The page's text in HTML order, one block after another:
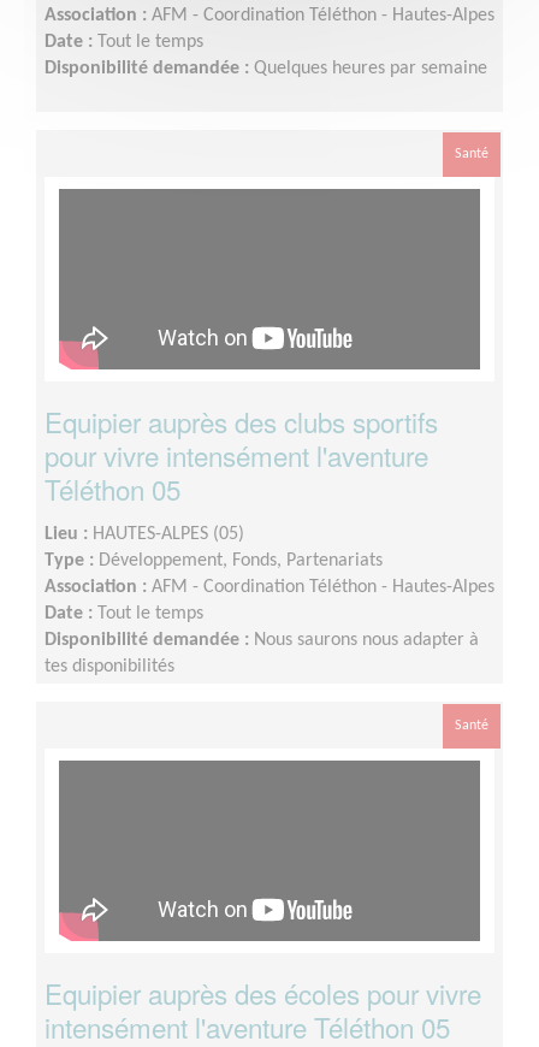
Association : AFM - Coordination Téléthon - Hautes-Alpes
Date :
Tout le temps
Disponibilité demandée : Quelques heures par semaine
Santé
Equipier auprès des clubs sportifs
pour vivre intensément l'aventure
Téléthon 05
Lieu : HAUTES-ALPES (05)
Type : Développement, Fonds, Partenariats
Association : AFM - Coordination Téléthon - Hautes-Alpes
Date :
Tout le temps
Disponibilité demandée : Nous saurons nous adapter à
tes disponibilités
Santé
Equipier auprès des écoles pour vivre
intensément l'aventure Téléthon 05